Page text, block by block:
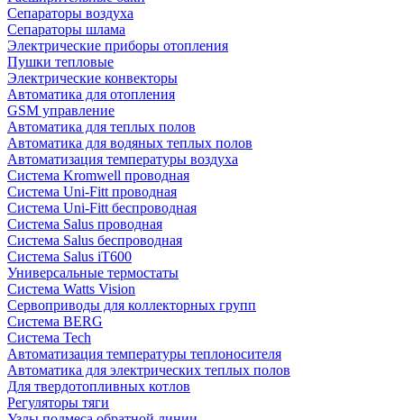
Сепараторы воздуха
Сепараторы шлама
Электрические приборы отопления
Пушки тепловые
Электрические конвекторы
Автоматика для отопления
GSM управление
Автоматика для теплых полов
Автоматика для водяных теплых полов
Автоматизация температуры воздуха
Система Kromwell проводная
Система Uni-Fitt проводная
Система Uni-Fitt беспроводная
Система Salus проводная
Система Salus беспроводная
Система Salus iT600
Универсальные термостаты
Система Watts Vision
Сервоприводы для коллекторных групп
Система BERG
Система Tech
Автоматизация температуры теплоносителя
Автоматика для электрических теплых полов
Для твердотопливных котлов
Регуляторы тяги